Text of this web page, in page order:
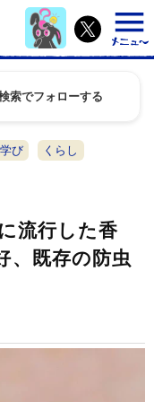
索でフォローする
学び くらし
流行した香
、既存の防虫